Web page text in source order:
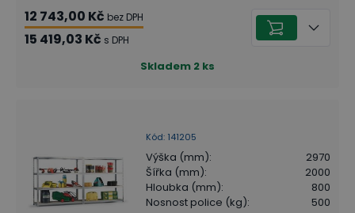
12 743,00 Kč bez DPH
15 419,03 Kč s DPH
Skladem 2 ks
Kód: 141205
Výška (mm):
2970
Šířka (mm):
2000
Hloubka (mm):
800
Nosnost police (kg): 500